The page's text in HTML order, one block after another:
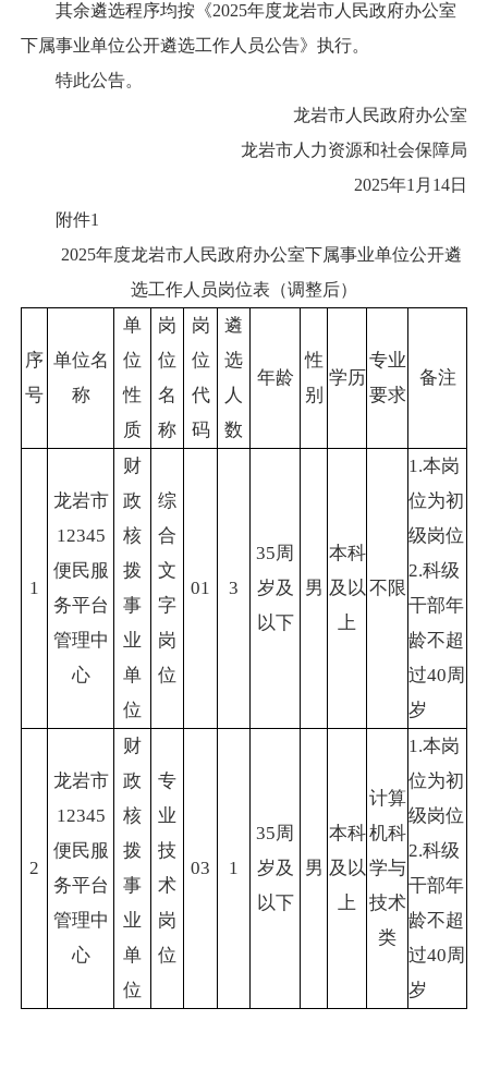
其余遴选程序均按《2025年度龙岩市人民政府办公室
下属事业单位公开遴选工作人员公告》执行。
特此公告。
龙岩市人民政府办公室
龙岩市人力资源和社会保障局
2025年1月14日
附件1
2025年度龙岩市人民政府办公室下属事业单位公开遴
选工作人员岗位表（调整后）
序
号
单位名
称
单
位
性
质
岗
位
名
称
岗
位
代
码
遴
选
人
数
年龄
性
别
学历
专业
要求
备注
1
龙岩市
12345
便民服
务平台
管理中
心
财
政
核
拨
事
业
单
位
综
合
文
字
岗
位
01 3
35周
岁及
以下
男
本科
及以
上
不限
1.本岗
位为初
级岗位
2.科级
干部年
龄不超
过40周
岁
2
龙岩市
12345
便民服
务平台
管理中
心
财
政
核
拨
事
业
单
位
专
业
技
术
岗
位
03 1
35周
岁及
以下
男
本科
及以
上
计算
机科
学与
技术
类
1.本岗
位为初
级岗位
2.科级
干部年
龄不超
过40周
岁